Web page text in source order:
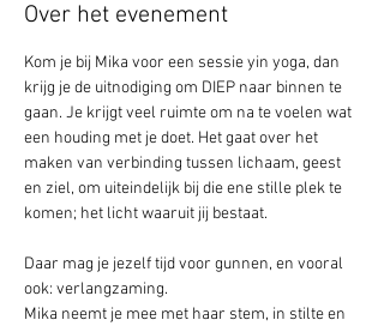
Over het evenement
Kom je bij Mika voor een sessie yin yoga, dan
krijg je de uitnodiging om DIEP naar binnen te
gaan. Je krijgt veel ruimte om na te voelen wat
een houding met je doet. Het gaat over het
maken van verbinding tussen lichaam, geest
en ziel, om uiteindelijk bij die ene stille plek te
komen; het licht waaruit jij bestaat.
Daar mag je jezelf tijd voor gunnen, en vooral
ook: verlangzaming.
Mika neemt je mee met haar stem, in stilte en